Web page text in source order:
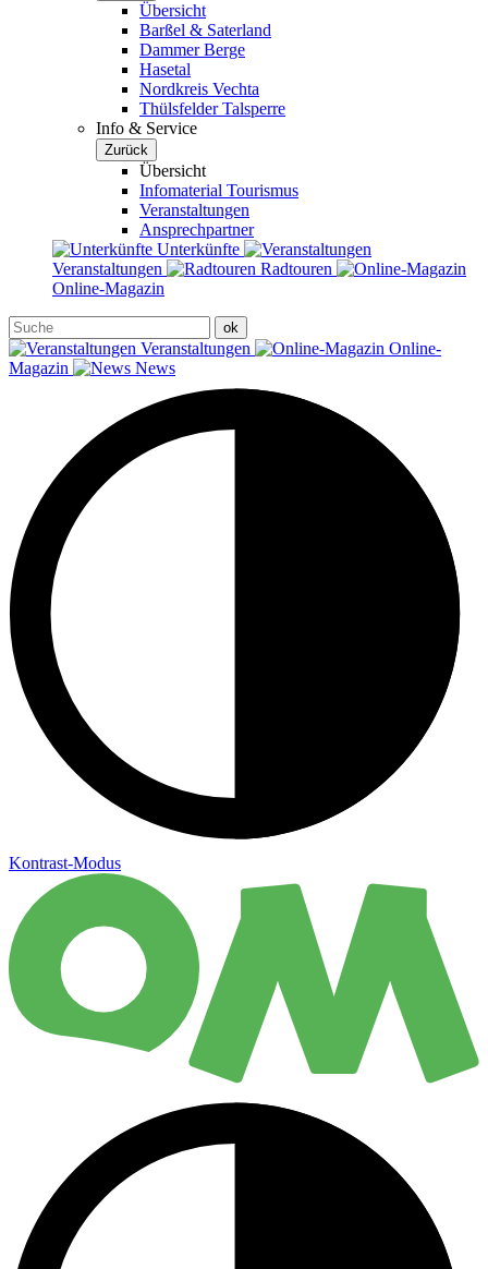
Übersicht
Barßel & Saterland
Dammer Berge
Hasetal
Nordkreis Vechta
Thülsfelder Talsperre
Info & Service
Zurück
Übersicht
Infomaterial Tourismus
Veranstaltungen
Ansprechpartner
Unterkünfte
Veranstaltungen
Radtouren
Online-Magazin
Veranstaltungen
Online-
Magazin
News
Kontrast-Modus